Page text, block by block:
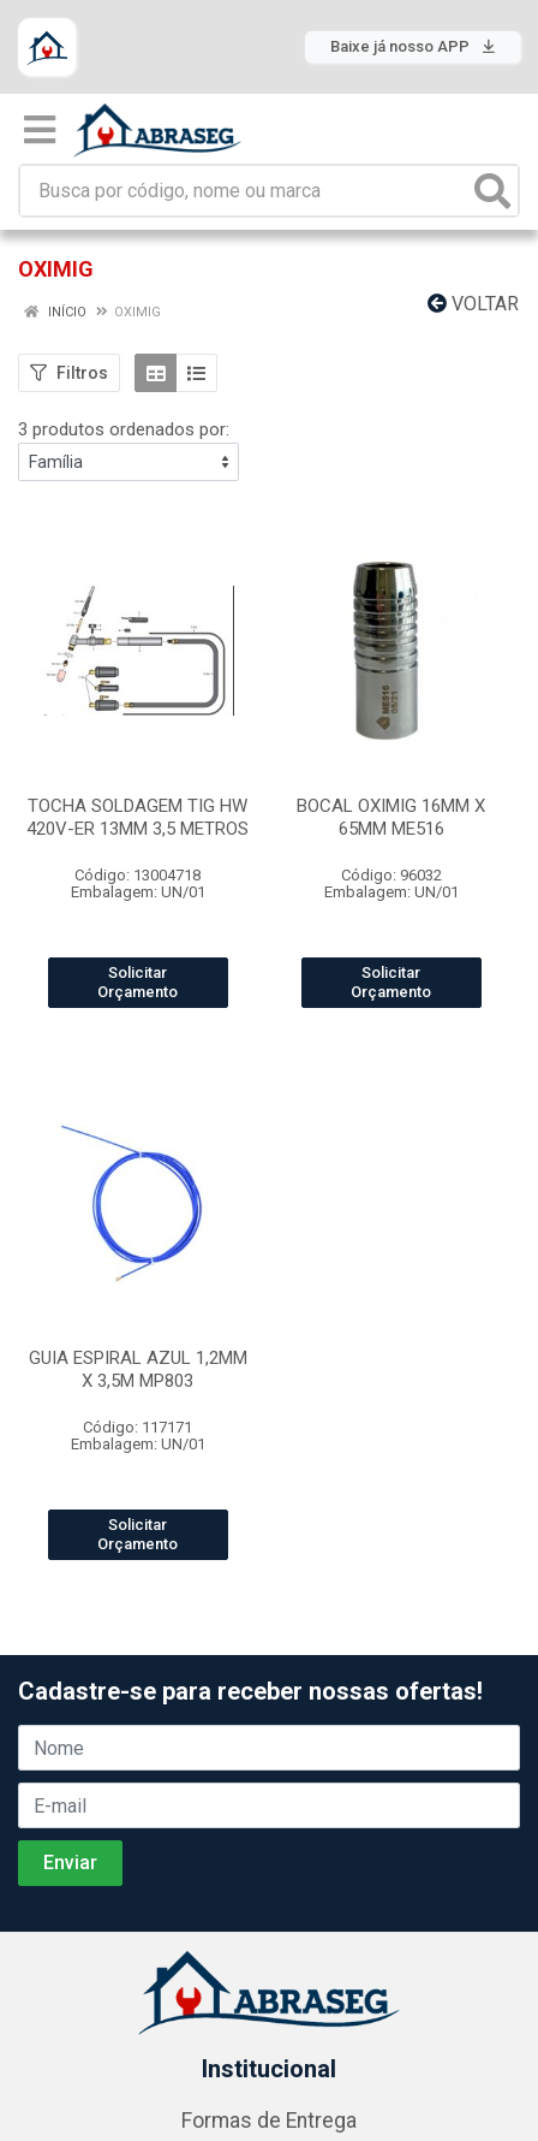
Baixe já nosso APP
OXIMIG
VOLTAR
INÍCIO OXIMIG
Filtros
3 produtos ordenados por:
TOCHA SOLDAGEM TIG HW
420V-ER 13MM 3,5 METROS
Código: 13004718
Embalagem: UN/01
Solicitar
Orçamento
BOCAL OXIMIG 16MM X
65MM ME516
Código: 96032
Embalagem: UN/01
Solicitar
Orçamento
GUIA ESPIRAL AZUL 1,2MM
X 3,5M MP803
Código: 117171
Embalagem: UN/01
Solicitar
Orçamento
Cadastre-se para receber nossas ofertas!
Institucional
Formas de Entrega